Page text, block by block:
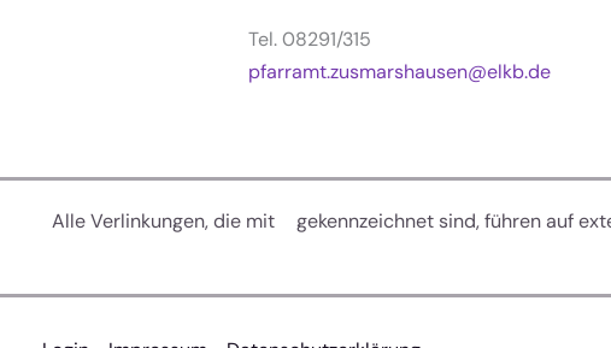
Tel. 08291/315
pfarramt.zusmarshausen@elkb.de
Alle Verlinkungen, die mit gekennzeichnet sind, führen auf